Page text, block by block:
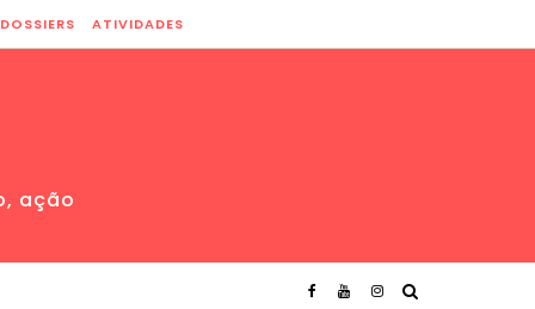
DOSSIERS ATIVIDADES
ação